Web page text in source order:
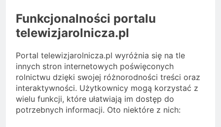
Funkcjonalności portalu
telewizjarolnicza.pl
Portal telewizjarolnicza.pl wyróżnia się na tle
innych stron internetowych poświęconych
rolnictwu dzięki swojej różnorodności treści oraz
interaktywności. Użytkownicy mogą korzystać z
wielu funkcji, które ułatwiają im dostęp do
potrzebnych informacji. Oto niektóre z nich: